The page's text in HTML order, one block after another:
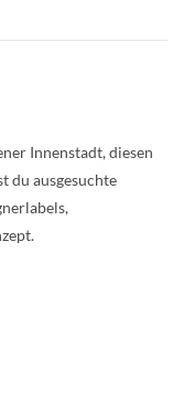
Innenstadt, diesen
du ausgesuchte